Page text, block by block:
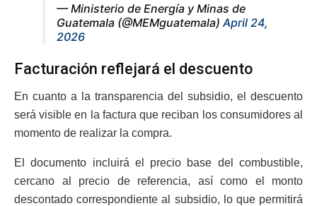
— Ministerio de Energía y Minas de
Guatemala (@MEMguatemala) April 24,
2026
Facturación reflejará el descuento
En cuanto a la transparencia del subsidio, el descuento
será visible en la factura que reciban los consumidores al
momento de realizar la compra.
El documento incluirá el precio base del combustible,
cercano al precio de referencia, así como el monto
descontado correspondiente al subsidio, lo que permitirá